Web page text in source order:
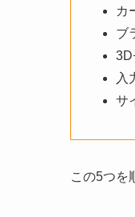
カ
ブ
3D
入
サ
この5つを